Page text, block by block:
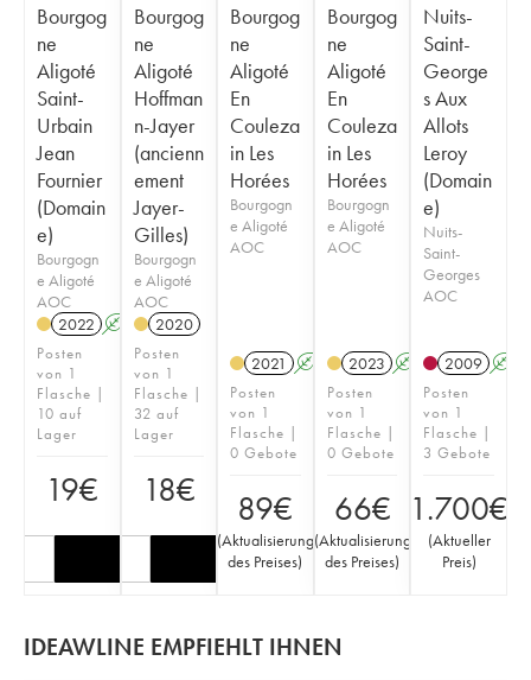
Bourgog
ne
Aligoté
Saint-
Urbain
Jean
Fournier
(Domain
e)
Bourgogn
e Aligoté
AOC
2022 A
Posten
von 1
Flasche |
10 auf
Lager
19€
Bourgog
ne
Aligoté
Hoffman
n-Jayer
(ancienn
ement
Jayer-
Gilles)
Bourgogn
e Aligoté
AOC
2020
Posten
von 1
Flasche |
32 auf
Lager
18€
Bourgog
ne
Aligoté
En
Couleza
in Les
Horées
Bourgogn
e Aligoté
AOC
2021 A K
Posten
von 1
Flasche |
0 Gebote
89€
(Aktualisierung
des Preises)
Bourgog
ne
Aligoté
En
Couleza
in Les
Horées
Bourgogn
e Aligoté
AOC
2023 A K
Posten
von 1
Flasche |
0 Gebote
66€
(Aktualisierung
des Preises)
Nuits-
Saint-
George
s Aux
Allots
Leroy
(Domain
e)
Nuits-
Saint-
Georges
AOC
2009 A
Posten
von 1
Flasche |
3 Gebote
1.700€
(Aktueller
Preis)
IDEAWLINE EMPFIEHLT IHNEN